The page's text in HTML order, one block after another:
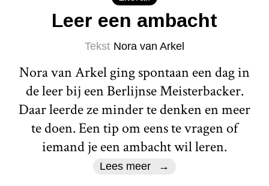
Leer een ambacht
Tekst Nora van Arkel
Nora van Arkel ging spontaan een dag in
de leer bij een Berlijnse Meisterbacker.
Daar leerde ze minder te denken en meer
te doen. Een tip om eens te vragen of
iemand je een ambacht wil leren.
Lees meer